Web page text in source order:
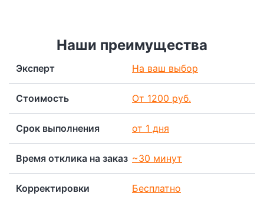
Наши преимущества
Эксперт На ваш выбор
Стоимость От 1200 руб.
Срок выполнения от 1 дня
Время отклика на заказ ~30 минут
Корректировки Бесплатно